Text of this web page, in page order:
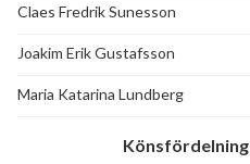
Claes Fredrik Sunesson
Joakim Erik Gustafsson
Maria Katarina Lundberg